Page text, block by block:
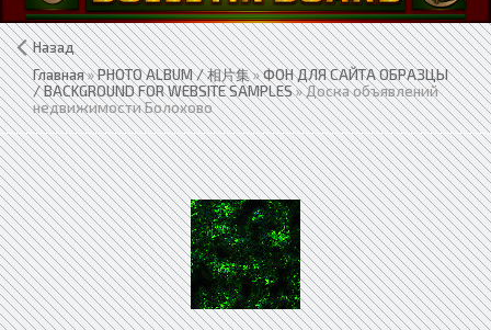
Назад
Главная»PHOTO ALBUM / 相片集»ФОН ДЛЯ САЙТА ОБРАЗЦЫ
/ BACKGROUND FOR WEBSITE SAMPLES» Доска объявлений
недвижимости Болохово